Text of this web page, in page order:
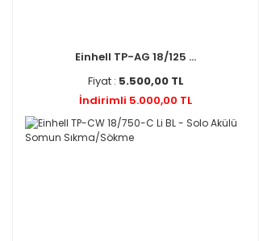
Einhell TP-AG 18/125 ...
Fiyat : 5.500,00 TL
İndirimli 5.000,00 TL